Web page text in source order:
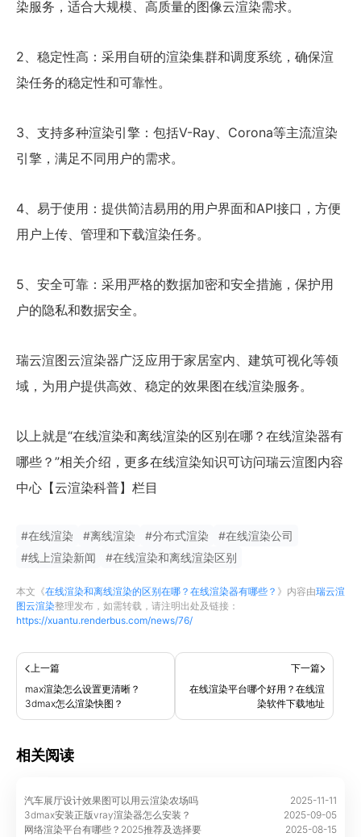
染服务，适合大规模、高质量的图像云渲染需求。
2、稳定性高：采用自研的渲染集群和调度系统，确保渲
染任务的稳定性和可靠性。
3、支持多种渲染引擎：包括V-Ray、Corona等主流渲染
引擎，满足不同用户的需求。
4、易于使用：提供简洁易用的用户界面和API接口，方便
用户上传、管理和下载渲染任务。
5、安全可靠：采用严格的数据加密和安全措施，保护用
户的隐私和数据安全。
瑞云渲图云渲染器广泛应用于家居室内、建筑可视化等领
域，为用户提供高效、稳定的效果图在线渲染服务。
以上就是“在线渲染和离线渲染的区别在哪？在线渲染器有
哪些？”相关介绍，更多在线渲染知识可访问瑞云渲图内容
中心【云渲染科普】栏目
#在线渲染 #离线渲染 #分布式渲染 #在线渲染公司
#线上渲染新闻 #在线渲染和离线渲染区别
本文《在线渲染和离线渲染的区别在哪？在线渲染器有哪些？ 》内容由瑞云渲
图云渲染整理发布，如需转载，请注明出处及链接：
https://xuantu.renderbus.com/news/76/
上一篇
max渲染怎么设置更清晰？
3dmax怎么渲染快图？
下一篇
在线渲染平台哪个好用？在线渲
染软件下载地址
相关阅读
汽车展厅设计效果图可以用云渲染农场吗
2025-11-11
3dmax安装正版vray渲染器怎么安装？
2025-09-05
网络渲染平台有哪些？2025推荐及选择要
2025-08-15